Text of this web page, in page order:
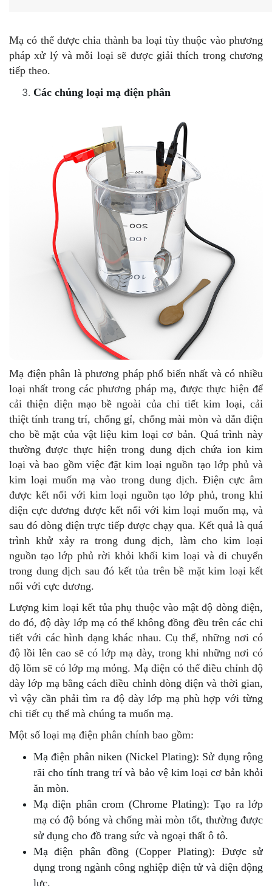
Mạ có thể được chia thành ba loại tùy thuộc vào phương
pháp xử lý và mỗi loại sẽ được giải thích trong chương
tiếp theo.
Các chủng loại mạ điện phân
Mạ điện phân là phương pháp phổ biến nhất và có nhiều
loại nhất trong các phương pháp mạ, được thực hiện để
cải thiện diện mạo bề ngoài của chi tiết kim loại, cải
thiệt tính trang trí, chống gỉ, chống mài mòn và dẫn điện
cho bề mặt của vật liệu kim loại cơ bản. Quá trình này
thường được thực hiện trong dung dịch chứa ion kim
loại và bao gồm việc đặt kim loại nguồn tạo lớp phủ và
kim loại muốn mạ vào trong dung dịch. Điện cực âm
được kết nối với kim loại nguồn tạo lớp phủ, trong khi
điện cực dương được kết nối với kim loại muốn mạ, và
sau đó dòng điện trực tiếp được chạy qua. Kết quả là quá
trình khử xảy ra trong dung dịch, làm cho kim loại
nguồn tạo lớp phủ rời khỏi khối kim loại và di chuyển
trong dung dịch sau đó kết tủa trên bề mặt kim loại kết
nối với cực dương.
Lượng kim loại kết tủa phụ thuộc vào mật độ dòng điện,
do đó, độ dày lớp mạ có thể không đồng đều trên các chi
tiết với các hình dạng khác nhau. Cụ thể, những nơi có
độ lồi lên cao sẽ có lớp mạ dày, trong khi những nơi có
độ lõm sẽ có lớp mạ mỏng. Mạ điện có thể điều chỉnh độ
dày lớp mạ bằng cách điều chỉnh dòng điện và thời gian,
vì vậy cần phải tìm ra độ dày lớp mạ phù hợp với từng
chi tiết cụ thể mà chúng ta muốn mạ.
Một số loại mạ điện phân chính bao gồm:
Mạ điện phân niken (Nickel Plating): Sử dụng rộng
rãi cho tính trang trí và bảo vệ kim loại cơ bản khỏi
ăn mòn.
Mạ điện phân crom (Chrome Plating): Tạo ra lớp
mạ có độ bóng và chống mài mòn tốt, thường được
sử dụng cho đồ trang sức và ngoại thất ô tô.
Mạ điện phân đồng (Copper Plating): Được sử
dụng trong ngành công nghiệp điện tử và điện động
lực.